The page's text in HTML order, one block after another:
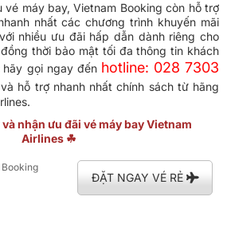
vé máy bay, Vietnam Booking còn hỗ trợ
nhất các chương trình khuyến mãi
với nhiều ưu đãi hấp dẫn dành riêng cho
thời bảo mật tối đa thông tin khách
gọi ngay đến hotline: 028 7303
hỗ trợ nhanh nhất chính sách từ hãng
nhận ưu đãi vé máy bay Vietnam
Airlines ☘
Booking
ĐẶT NGAY VÉ RẺ